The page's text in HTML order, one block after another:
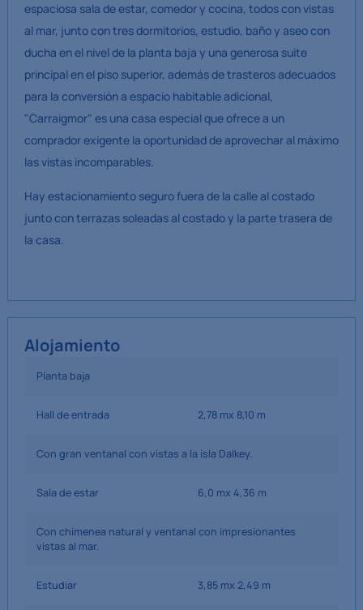
espaciosa sala de estar, comedor y cocina, todos con vistas
al mar, junto con tres dormitorios, estudio, baño y aseo con
ducha en el nivel de la planta baja y una generosa suite
principal en el piso superior, además de trasteros adecuados
para la conversión a espacio habitable adicional,
"Carraigmor" es una casa especial que ofrece a un
comprador exigente la oportunidad de aprovechar al máximo
las vistas incomparables.
Hay estacionamiento seguro fuera de la calle al costado
junto con terrazas soleadas al costado y la parte trasera de
la casa.
Alojamiento
Planta baja
Hall de entrada 2,78 mx 8,10 m
Con gran ventanal con vistas a la isla Dalkey.
Sala de estar 6,0 mx 4,36 m
Con chimenea natural y ventanal con impresionantes
vistas al mar.
Estudiar 3,85 mx 2,49 m